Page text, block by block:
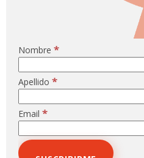
Nombre *
Apellido *
Email *